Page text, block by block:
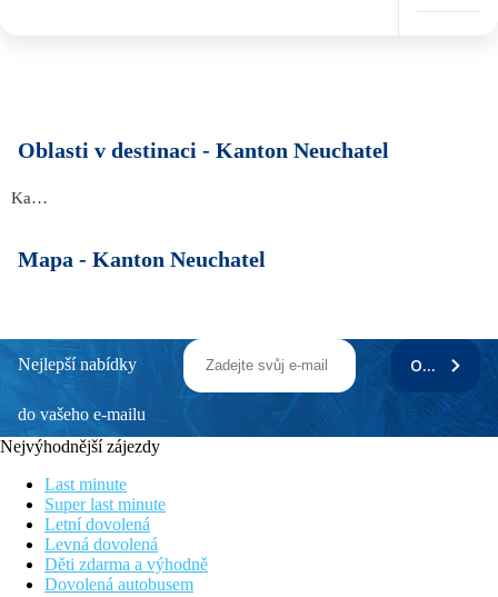
Oblasti v destinaci - Kanton Neuchatel
Kanton Neuchatel
Mapa - Kanton Neuchatel
Nejlepší nabídky
do vašeho e-mailu
ODEBÍRAT
Nejvýhodnější zájezdy
Last minute
Super last minute
Letní dovolená
Levná dovolená
Děti zdarma a výhodně
Dovolená autobusem